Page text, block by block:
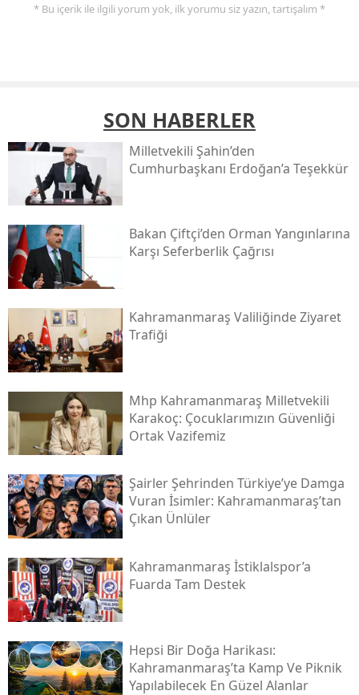
* Bu içerik ile ilgili yorum yok, ilk yorumu siz yazın, tartışalım *
SON HABERLER
Milletvekili Şahin’den
Cumhurbaşkanı Erdoğan’a Teşekkür
Bakan Çiftçi’den Orman Yangınlarına
Karşı Seferberlik Çağrısı
Kahramanmaraş Valiliğinde Ziyaret
Trafiği
Mhp Kahramanmaraş Milletvekili
Karakoç: Çocuklarımızın Güvenliği
Ortak Vazifemiz
Şairler Şehrinden Türkiye’ye Damga
Vuran İsimler: Kahramanmaraş’tan
Çıkan Ünlüler
Kahramanmaraş İstiklalspor’a
Fuarda Tam Destek
Hepsi Bir Doğa Harikası:
Kahramanmaraş’ta Kamp Ve Piknik
Yapılabilecek En Güzel Alanlar